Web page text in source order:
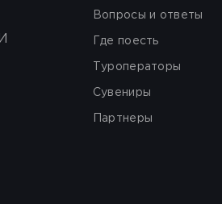
Вопросы и ответы
Где поесть
Туроператоры
Сувениры
Партнеры